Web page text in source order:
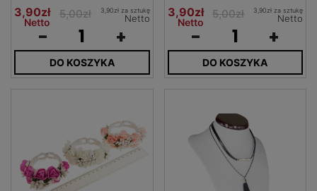
3,90zł
Netto
5,00zł 3,90zł za sztukę
Netto
- +
DO KOSZYKA
3,90zł
Netto
5,00zł 3,90zł za sztukę
Netto
- +
DO KOSZYKA